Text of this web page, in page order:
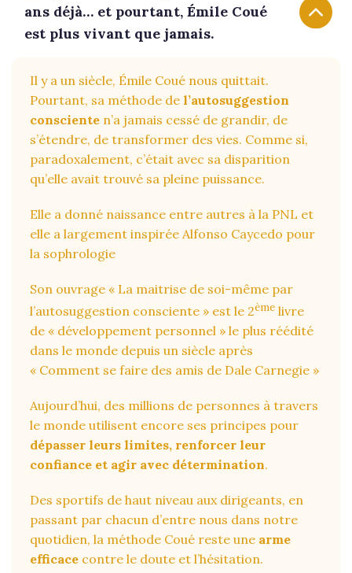
ans déjà… et pourtant, Émile Coué
est plus vivant que jamais.
Il y a un siècle, Émile Coué nous quittait.
Pourtant, sa méthode de l’autosuggestion
consciente n’a jamais cessé de grandir, de
s’étendre, de transformer des vies. Comme si,
paradoxalement, c’était avec sa disparition
qu’elle avait trouvé sa pleine puissance.
Elle a donné naissance entre autres à la PNL et
elle a largement inspirée Alfonso Caycedo pour
la sophrologie
Son ouvrage « La maitrise de soi-même par
l’autosuggestion consciente » est le 2ème livre
de « développement personnel » le plus réédité
dans le monde depuis un siècle après
« Comment se faire des amis de Dale Carnegie »
Aujourd’hui, des millions de personnes à travers
le monde utilisent encore ses principes pour
dépasser leurs limites, renforcer leur
confiance et agir avec détermination.
Des sportifs de haut niveau aux dirigeants, en
passant par chacun d’entre nous dans notre
quotidien, la méthode Coué reste une arme
efficace contre le doute et l’hésitation.